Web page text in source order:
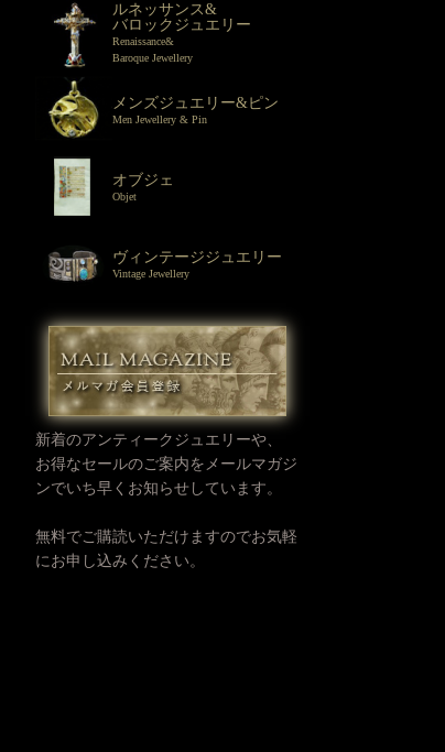
ルネッサンス&
バロックジュエリー
Renaissance&
Baroque Jewellery
メンズジュエリー&ピン
Men Jewellery & Pin
オブジェ
Objet
ヴィンテージジュエリー
Vintage Jewellery
新着のアンティークジュエリーや、
お得なセールのご案内をメールマガジ
ンでいち早くお知らせしています。
無料でご購読いただけますのでお気軽
にお申し込みください。